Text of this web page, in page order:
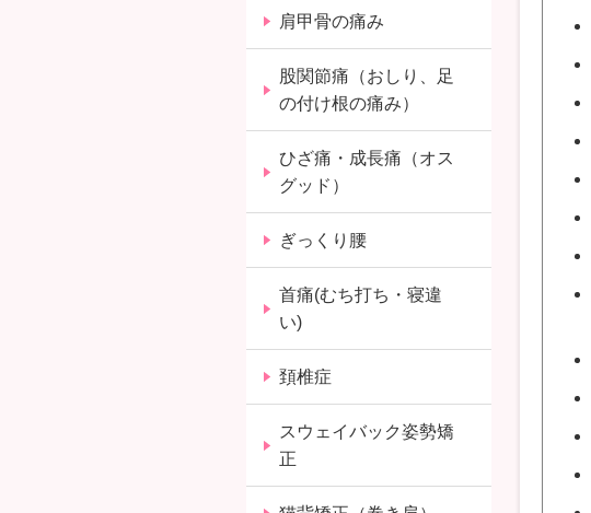
肩甲骨の痛み
股関節痛（おしり、足
の付け根の痛み）
ひざ痛・成長痛（オス
グッド）
ぎっくり腰
首痛(むち打ち・寝違
い)
頚椎症
スウェイバック姿勢矯
正